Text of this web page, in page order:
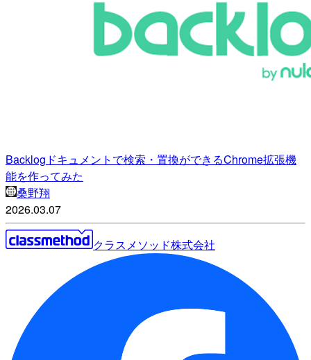
Backlogドキュメントで検索・置換ができるChrome拡張機
能を作ってみた
桑野翔
2026.03.07
クラスメソッド株式会社